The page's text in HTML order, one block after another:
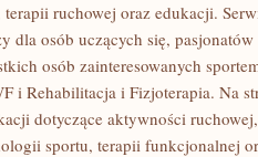
terapii ruchowej oraz edukacji.
dla osób uczących się,
osób zainteresowanych
i Rehabilitacja i Fizjoterapia. Na
dotyczące aktywności
sportu, terapii funkcjonalnej